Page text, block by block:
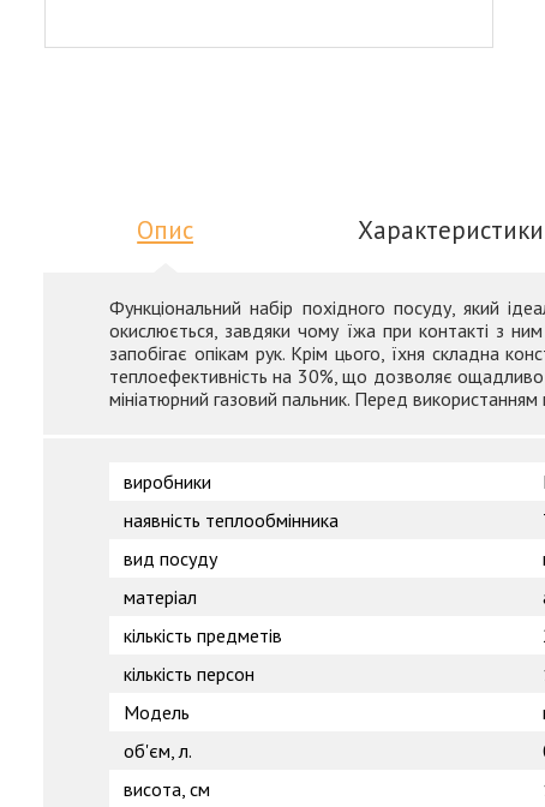
Опис Характеристики
Функціональний набір похідного посуду, який
окислюється, завдяки чому їжа при контакті з
запобігає опікам рук. Крім цього, їхня складна
теплоефективність на 30%, що дозволяє
мініатюрний газовий пальник. Перед
виробники
наявність теплообмінника
вид посуду
матеріал
кількість предметів
кількість персон
Модель
об'єм, л.
висота, см